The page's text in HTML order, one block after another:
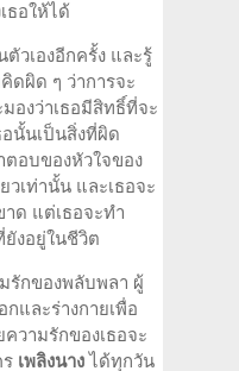
ธอให้ได้
องอีกครั้ง และรู้
ดผิด ๆ ว่าการจะ
องว่าเธอมีสิทธิ์ที่จะ
นั้นเป็นสิ่งที่ผิด
อบของหัวใจของ
วเท่านั้น และเธอจะ
ด แต่เธอจะทำ
งอยู่ในชีวิต
กของพลับพลา ผู้
และร่างกายเพื่อ
วามรักของเธอจะ
เพลิงนาง ได้ทุกวัน